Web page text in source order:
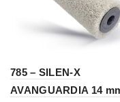
785 – SILEN-X
AVANGUARDIA 14